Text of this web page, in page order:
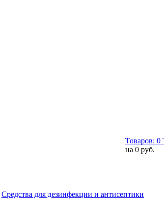
Товаров: 0
на 0 руб.
Средства для дезинфекции и антисептики